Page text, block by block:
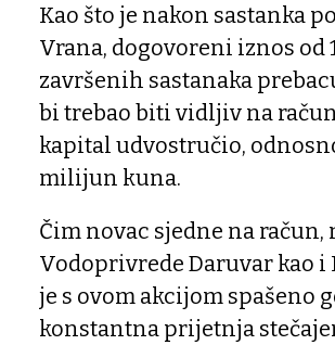
Kao što je nakon sastanka
Vrana, dogovoreni iznos od
završenih sastanaka
bi trebao biti vidljiv na
kapital udvostručio,
milijun kuna.
Čim novac sjedne na račun,
Vodoprivrede Daruvar kao i
je s ovom akcijom spašeno
konstantna prijetnja